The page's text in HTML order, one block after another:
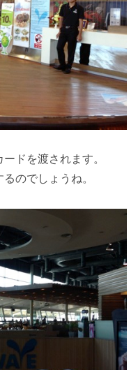
ドを渡されます。
のでしょうね。